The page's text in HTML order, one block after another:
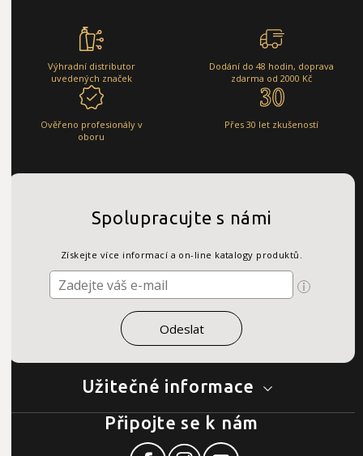
Výhradní distributor
uvedených značek
Dodání do 48 hodin, doprava
zdarma od 2000 Kč
Ověřeno profesionály v
oboru
Přes 30 let zkušeností
Užitečné informace
Spolupracujte s námi
Získejte více informací a on-line katalogy produktů.
Připojte se k nám